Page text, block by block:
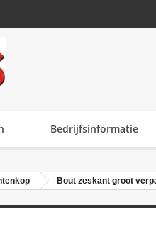
Bedrijfsinformatie
Bout zeskant groot